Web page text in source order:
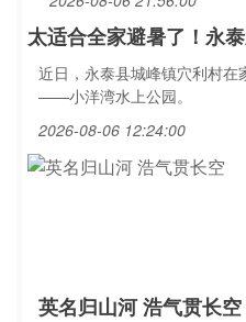
太适合全家避暑了！永
近日，永泰县城峰镇穴利村
——小洋湾水上公园。
2026-08-06 12:24:00
英名归山河 浩气贯长空